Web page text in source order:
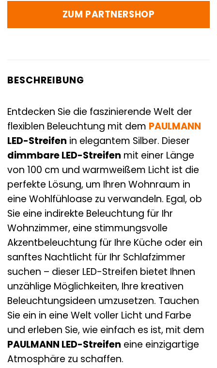
ZUM PARTNERSHOP
BESCHREIBUNG
Entdecken Sie die faszinierende Welt der
flexiblen Beleuchtung mit dem PAULMANN
LED-Streifen in elegantem Silber. Dieser
dimmbare LED-Streifen mit einer Länge
von 100 cm und warmweißem Licht ist die
perfekte Lösung, um Ihren Wohnraum in
eine Wohlfühloase zu verwandeln. Egal, ob
Sie eine indirekte Beleuchtung für Ihr
Wohnzimmer, eine stimmungsvolle
Akzentbeleuchtung für Ihre Küche oder ein
sanftes Nachtlicht für Ihr Schlafzimmer
suchen – dieser LED-Streifen bietet Ihnen
unzählige Möglichkeiten, Ihre kreativen
Beleuchtungsideen umzusetzen. Tauchen
Sie ein in eine Welt voller Licht und Farbe
und erleben Sie, wie einfach es ist, mit dem
PAULMANN LED-Streifen eine einzigartige
Atmosphäre zu schaffen.